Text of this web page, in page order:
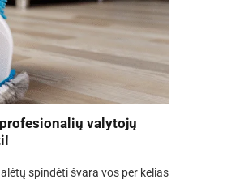
valytojų
spindėti švara vos per kelias